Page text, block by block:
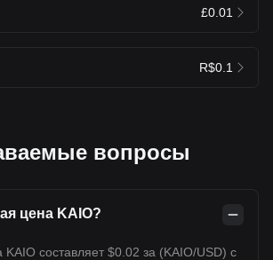
£0.01
R$0.1
вопросы
цена KAIO?
KAIO составляет $0.02 за (KAIO/USD) с